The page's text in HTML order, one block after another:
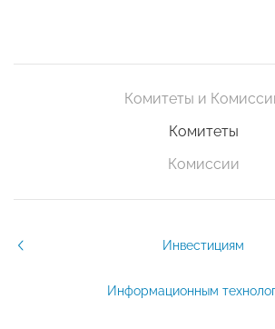
Комитеты и
Комитеты
Комиссии
Инвестициям
Информационным